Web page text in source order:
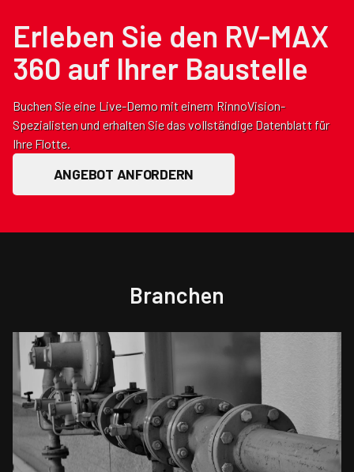
Erleben Sie den RV-MAX
360 auf Ihrer Baustelle
Buchen Sie eine Live-Demo mit einem RinnoVision-
Spezialisten und erhalten Sie das vollständige Datenblatt für
Ihre Flotte.
ANGEBOT ANFORDERN
Branchen